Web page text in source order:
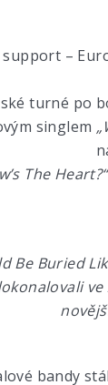
support –
turné po
singlem
The Heart?“
Be Buried
bandy